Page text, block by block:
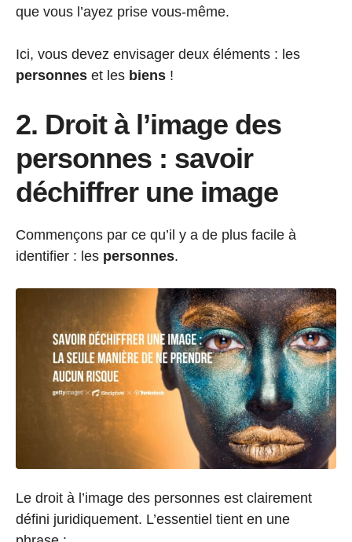
que vous l’ayez prise vous-même.
Ici, vous devez envisager deux éléments : les
personnes et les biens !
2. Droit à l’image des
personnes : savoir
déchiffrer une image
Commençons par ce qu’il y a de plus facile à
identifier : les personnes.
Le droit à l’image des personnes est clairement
défini juridiquement. L’essentiel tient en une